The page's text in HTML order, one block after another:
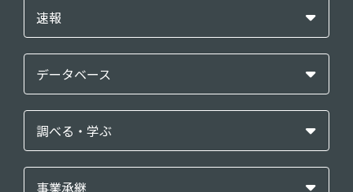
速報
データベース
調べる・学ぶ
事業承継